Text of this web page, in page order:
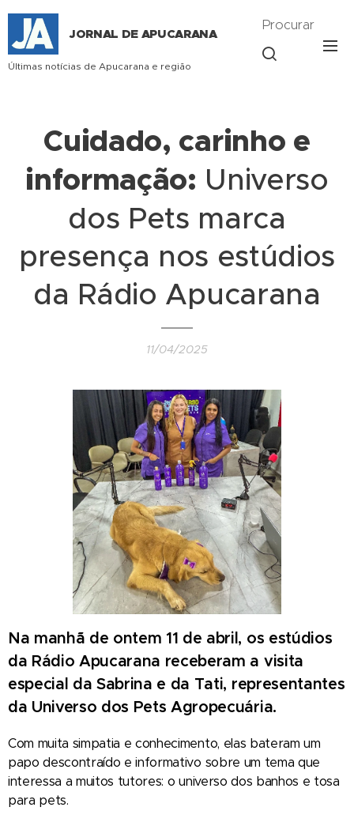
JORNAL DE APUCARANA
Últimas notícias de Apucarana e região
Procurar
Cuidado, carinho e
informação: Universo
dos Pets marca
presença nos estúdios
da Rádio Apucarana
11/04/2025
Na manhã de ontem 11 de abril, os estúdios
da Rádio Apucarana receberam a visita
especial da Sabrina e da Tati, representantes
da Universo dos Pets Agropecuária.
Com muita simpatia e conhecimento, elas bateram um
papo descontraído e informativo sobre um tema que
interessa a muitos tutores: o universo dos banhos e tosa
para pets.